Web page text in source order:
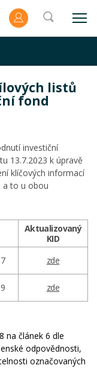
listů
fond
investiční
13.7.2023 k úpravě
klíčových informací
a to u obou
Aktualizovaný
KID
zde
zde
na článek 6 dle
odpovědnosti,
označovaných